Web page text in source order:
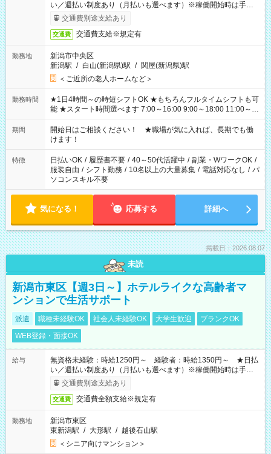
い／週払い制度あり（月払いも選べます）※稼働開始時は手続き
完了次第のお支払いとなります。
交通費別途支給あり
交通費 交通費支給※規定有
勤務地
新潟市中央区
新潟駅 / 白山(新潟県)駅 / 関屋(新潟県)駅
＜ご近所の老人ホームなど＞
勤務時間
★1日4時間～の時短シフトOK ★もちろんフルタイムシフトも可
能 ★スタート時間選べます 7:00～16:00 9:00～18:00 11:00～
20:00 など 残業なし！ ※Wワークの場合、他のお仕事と合わせ
週40時間超の就業はご案内できません ※法令に基づき、週20時
間以上勤務は社会保険への加入対象となります ※労働者派遣法
（日雇い派遣の原則禁止）により、短時間・短期間の就業はご
案内が難しい場合があります
期間
開始日はご相談ください！ ★職場が気に入れば、長期でも働
けます！
特徴 日払いOK / 履歴書不要 / 40～50代活躍中 / 副業・WワークOK /
服装自由 / シフト勤務 / 10名以上の大量募集 / 電話対応なし / パ
ソコンスキル不要
気になる！ 応募する 詳細へ
掲載日：2026.08.07
未読
新潟市東区【週3日～】ホテルライクな高齢者マ
ンションで生活サポート
派遣 職種未経験OK 社会人未経験OK 大学生歓迎
ブランクOK
WEB登録・面接OK
給与
無資格未経験：時給1250円～ 経験者：時給1350円～ ★日払
い／週払い制度あり（月払いも選べます）※稼働開始時は手続き
完了次第のお支払いとなります。
交通費別途支給あり
交通費 交通費全額支給※規定有
勤務地
新潟市東区
東新潟駅 / 大形駅 / 越後石山駅
＜シニア向けマンション＞